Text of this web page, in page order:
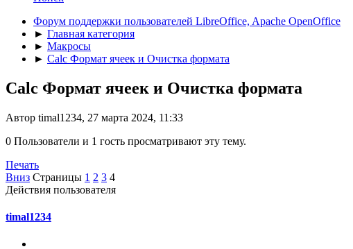
Форум поддержки пользователей LibreOffice, Apache OpenOffice
► Главная категория
► Макросы
► Calc Формат ячеек и Очистка формата
Calc Формат ячеек и Очистка формата
Автор timal1234, 27 марта 2024, 11:33
0 Пользователи и 1 гость просматривают эту тему.
Печать
Вниз Страницы 1 2 3 4
Действия пользователя
timal1234